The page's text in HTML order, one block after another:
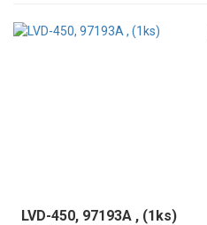
LVD-450, 97193A , (1ks)